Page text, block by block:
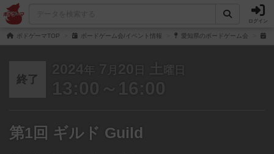
ログイン
ボドゲーマTOP ボードゲーム会/イベント情報 愛知県のボードゲーム会
終了
2024年 7 月 20 日 土 曜日
13:00～16:00
第1回 ギルド Guild